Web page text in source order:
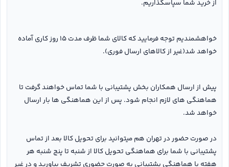
از خرید شما سپاسگذاریم.
خواهشمندیم توجه فرمایید که کالای شما ظرف مدت ۱۵ روز کاری آماده
خواهد شد(غیر از کالاهای ارسال فوری).
پیش از ارسال همکاران بخش پشتیبانی با شما تماس خواهند گرفت تا
هماهنگی های لازم انجام شود. پس از این هماهنگی ها بار ارسال
خواهد شد.
در صورت حضور در تهران هم میتوانید برای تحویل کالا بعد از تماس
پشتیبانی با شما برای هماهنگی تحویل کالا از شنبه تا پنج شنبه هر
هفته با هماهنگی پشتیبانی به صورت حضوری تشریف بیاورید و در غیر